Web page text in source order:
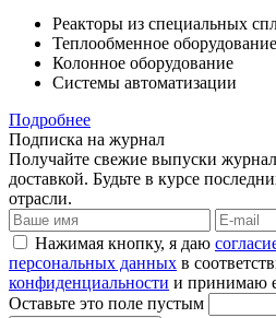
Реакторы из специальных
Теплообменное оборудование
Колонное оборудование
Системы автоматизации
Подробнее
Подписка на журнал
Получайте свежие выпуски
доставкой. Будьте в курсе
отрасли.
Нажимая кнопку, я даю
персональных данных в
конфиденциальности и принимаю
Оставьте это поле пустым